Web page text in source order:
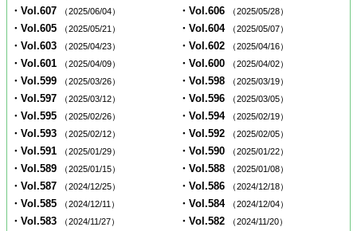
・Vol.607 （2025/06/04） ・Vol.606 （2025/05/28）
・Vol.605 （2025/05/21） ・Vol.604 （2025/05/07）
・Vol.603 （2025/04/23） ・Vol.602 （2025/04/16）
・Vol.601 （2025/04/09） ・Vol.600 （2025/04/02）
・Vol.599 （2025/03/26） ・Vol.598 （2025/03/19）
・Vol.597 （2025/03/12） ・Vol.596 （2025/03/05）
・Vol.595 （2025/02/26） ・Vol.594 （2025/02/19）
・Vol.593 （2025/02/12） ・Vol.592 （2025/02/05）
・Vol.591 （2025/01/29） ・Vol.590 （2025/01/22）
・Vol.589 （2025/01/15） ・Vol.588 （2025/01/08）
・Vol.587 （2024/12/25） ・Vol.586 （2024/12/18）
・Vol.585 （2024/12/11） ・Vol.584 （2024/12/04）
・Vol.583 （2024/11/27） ・Vol.582 （2024/11/20）